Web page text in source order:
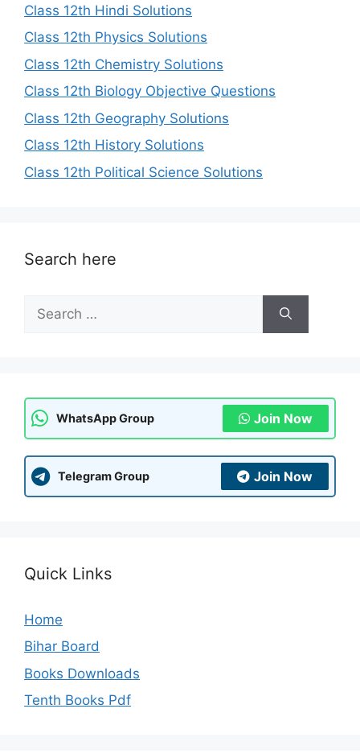
Class 12th Hindi Solutions
Class 12th Physics Solutions
Class 12th Chemistry Solutions
Class 12th Biology Objective Questions
Class 12th Geography Solutions
Class 12th History Solutions
Class 12th Political Science Solutions
Search here
for:
WhatsApp Group Join Now
Telegram Group Join Now
Quick Links
Home
Bihar Board
Books Downloads
Tenth Books Pdf